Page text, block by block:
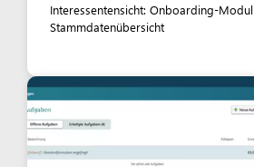
Interessentensicht: Onboarding-Modul
Stammdatenübersicht